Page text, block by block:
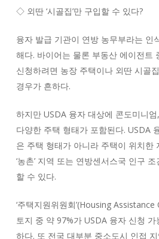
◇ 외딴 ‘시골집’만 구입할 수 있다?
융자 발급 기관이 연방 농무부라는 인
해다. 바이어는 물론 부동산 에이전트
신청하려면 농장 주택이나 외딴 시골
경우가 흔하다.
하지만 USDA 융자 대상에 콘도미니
다양한 주택 형태가 포함된다. USDA
은 주택 형태가 아니라 주택이 위치한
‘농촌’ 지역 또는 연방센서스국 인구
할 수 있다.
‘주택지원위원회’(Housing
토지 중 약 97%가 USDA 융자 신청
하다. 또 전국 대부분 중소도시 인접 지